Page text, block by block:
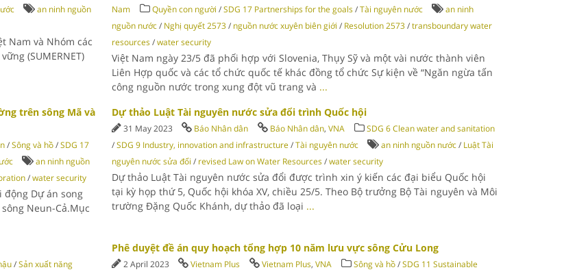
an ninh nguồn
Nam và Nhóm các
(SUMERNET)
Nam
Quyền con người /SDG 17 Partnerships for the goals/Tài nguyên nước
an ninh
nguồn nước/ Nghị quyết 2573/ nguồn nước xuyên biên giới / Resolution 2573/transboundary water
resources/water security
Việt Nam ngày 23/5 đã phối hợp với Slovenia, Thụy Sỹ và một vài nước thành viên
Liên Hợp quốc và các tổ chức quốc tế khác đồng tổ chức Sự kiện về “Ngăn ngừa tấn
công nguồn nước trong xung đột vũ trang và ...
trên sông Mã và
/Sông và hồ/SDG 17
an ninh nguồn
/water security
động Dự án song
Neun-Cả.Mục
Dự thảo Luật Tài nguyên nước sửa đổi trình Quốc hội
31 May 2023 Báo Nhân dân Báo Nhân dân,VNA
SDG 6 Clean water and sanitation
/SDG 9 Industry, innovation and infrastructure/Tài nguyên nước an ninh nguồn nước/ Luật Tài
nguyên nước sửa đổi / revised Law on Water Resources/water security
Dự thảo Luật Tài nguyên nước sửa đổi được trình xin ý kiến các đại biểu Quốc hội
tại kỳ họp thứ 5, Quốc hội khóa XV, chiều 25/5. Theo Bộ trưởng Bộ Tài nguyên và Môi
trường Đặng Quốc Khánh, dự thảo đã loại ...
/Sản xuất năng
Phê duyệt đề án quy hoạch tổng hợp 10 năm lưu vực sông Cửu Long
2 April 2023 Vietnam Plus Vietnam Plus,VNA Sông và hồ/SDG 11 Sustainable